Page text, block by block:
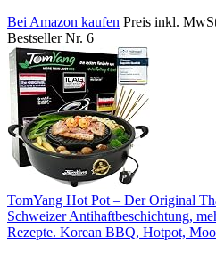
Bei Amazon kaufen Preis inkl.
Bestseller Nr. 6
TomYang Hot Pot – Der Original
Schweizer Antihaftbeschichtung,
Rezepte. Korean BBQ, Hotpot,